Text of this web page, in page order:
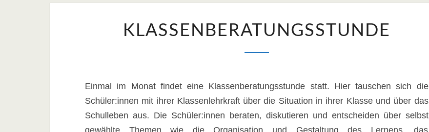
KLASSENBERATUNGSSTUNDE
Einmal im Monat findet eine Klassenberatungsstunde statt. Hier tauschen sich die
Schüler:innen mit ihrer Klassenlehrkraft über die Situation in ihrer Klasse und über das
Schulleben aus. Die Schüler:innen beraten, diskutieren und entscheiden über selbst
gewählte Themen wie die Organisation und Gestaltung des Lernens, das